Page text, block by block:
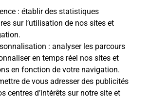
: établir des statistiques
sur l’utilisation de nos sites et
: analyser les parcours
en temps réel nos sites et
en fonction de votre navigation.
de vous adresser des publicités
centres d’intérêts sur notre site et
Poste participe-t-elle
au quotidien ?
mon code de la route
et sous quelles